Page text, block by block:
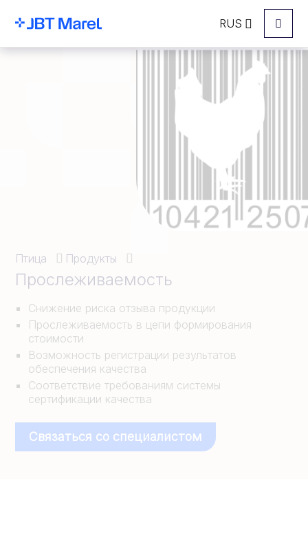
RUS Menu
Птица Продукты
Прослеживаемость
Снижение риска отзыва продукции
Прослеживаемость в цепи формирования
стоимости
Возможность регистрации результатов
обеспечения качества
Соответствие требованиям системы
сертификации качества
Связаться со специалистом